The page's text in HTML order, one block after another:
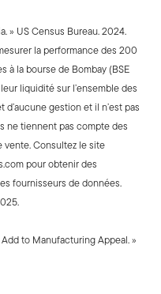
» US Census Bureau. 2024.
la performance des 200
à la bourse de Bombay (BSE
liquidité sur l’ensemble des
gestion et il n’est pas
ne tiennent pas compte des
vente. Consultez le site
pour obtenir des
fournisseurs de données.
to Manufacturing Appeal. »